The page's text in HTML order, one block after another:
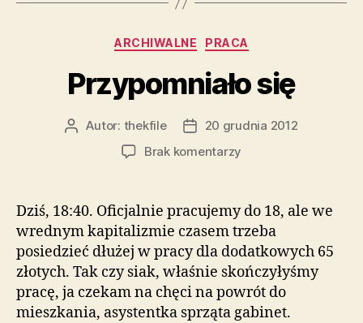
Kategorie
ARCHIWALNE PRACA
Przypomniało się
AutorAutor: thekfile
Data20 grudnia 2012
Brak komentarzy
Dziś, 18:40. Oficjalnie pracujemy do 18, ale we
wrednym kapitalizmie czasem trzeba
posiedzieć dłużej w pracy dla dodatkowych 65
złotych. Tak czy siak, właśnie skończyłyśmy
pracę, ja czekam na chęci na powrót do
mieszkania, asystentka sprząta gabinet.